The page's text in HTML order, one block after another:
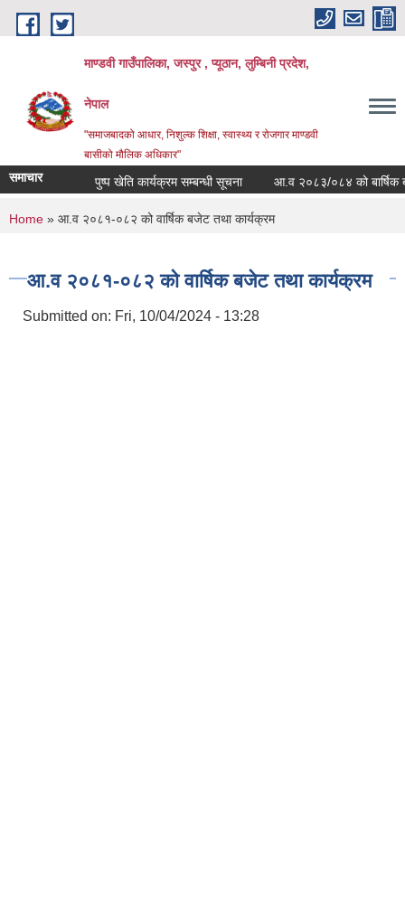
Skip to main content
माण्डवी गाउँपालिका, जस्पुर , प्यूठान, लुम्बिनी प्रदेश,
नेपाल
"समाजबादको आधार, निशुल्क शिक्षा, स्वास्थ्य र रोजगार माण्डवी
बासीको मौलिक अधिकार"
समाचार पुष्प खेति कार्यक्रम सम्बन्धी सूचना आ.व २०८३/०८४ को बार्षिक बजेट
You are here
Home » आ.व २०८१-०८२ को वार्षिक बजेट तथा कार्यक्रम
आ.व २०८१-०८२ को वार्षिक बजेट तथा कार्यक्रम
Submitted on: Fri, 10/04/2024 - 13:28